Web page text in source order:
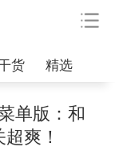
货 精选
单版：和
爽！